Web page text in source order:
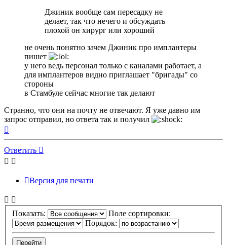
Джиник вообще сам пересадку не
делает, так что нечего и обсуждать
плохой он хирург или хороший
не очень понятно зачем Джиник про имплантеры
пишет
у него ведь персонал только с каналами работает, а
для имплантеров видно приглашает "бригады" со
стороны
в Стамбуле сейчас многие так делают
Странно, что они на почту не отвечают. Я уже давно им
запрос отправил, но ответа так и получил
началу
Ответить
Версия для печати
Показать:
Поле сортировки:
Порядок: